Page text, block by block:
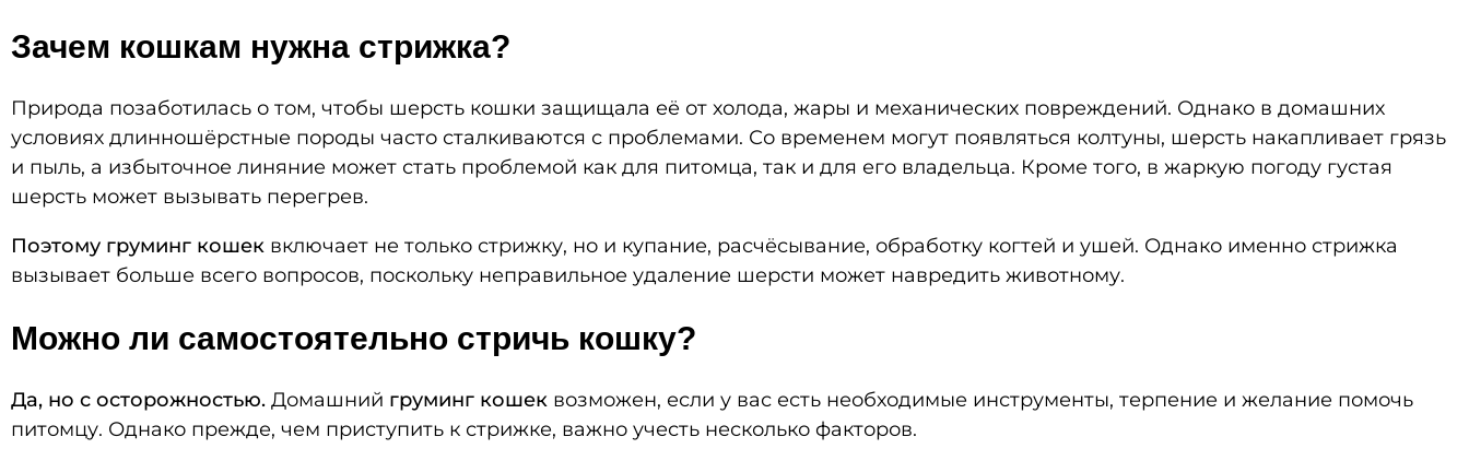
Зачем кошкам нужна стрижка?
Природа позаботилась о том, чтобы шерсть кошки защищала её от холода, жары и механических повреждений. Однако в домашних
условиях длинношёрстные породы часто сталкиваются с проблемами. Со временем могут появляться колтуны, шерсть накапливает грязь
и пыль, а избыточное линяние может стать проблемой как для питомца, так и для его владельца. Кроме того, в жаркую погоду густая
шерсть может вызывать перегрев.
Поэтому груминг кошек включает не только стрижку, но и купание, расчёсывание, обработку когтей и ушей. Однако именно стрижка
вызывает больше всего вопросов, поскольку неправильное удаление шерсти может навредить животному.
Можно ли самостоятельно стричь кошку?
Да, но с осторожностью. Домашний груминг кошек возможен, если у вас есть необходимые инструменты, терпение и желание помочь
питомцу. Однако прежде, чем приступить к стрижке, важно учесть несколько факторов.